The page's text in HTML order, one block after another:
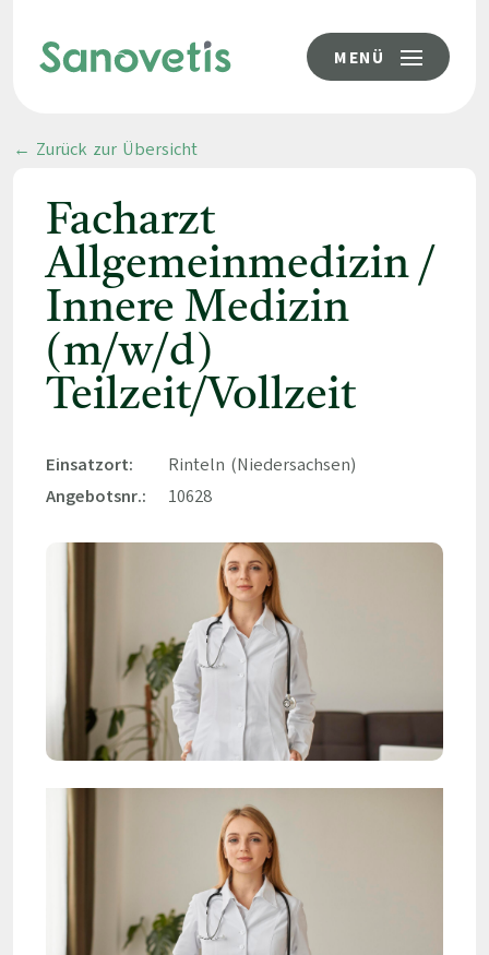
MENÜ
← Zurück zur Übersicht
Facharzt
Allgemeinmedizin /
Innere Medizin
(m/w/d)
Teilzeit/Vollzeit
Einsatzort:
Rinteln (Niedersachsen)
Angebotsnr.:
10628